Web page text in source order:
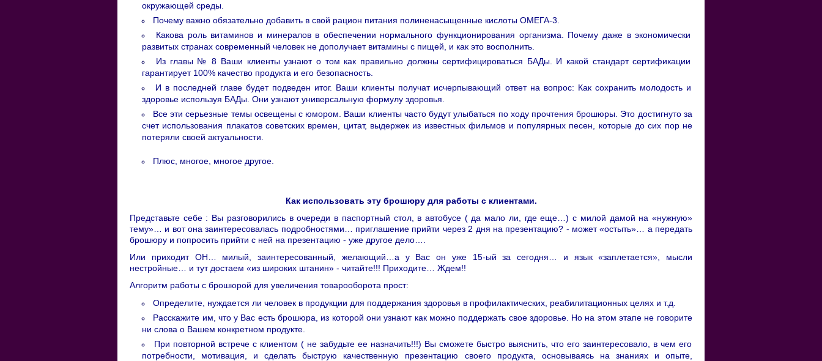
окружающей среды.
Почему важно обязательно добавить в свой рацион питания полиненасыщенные кислоты ОМЕГА-3.
Какова роль витаминов и минералов в обеспечении нормального функционирования организма. Почему даже в экономически
развитых странах современный человек не дополучает витамины с пищей, и как это восполнить.
Из главы № 8 Ваши клиенты узнают о том как правильно должны сертифицироваться БАДы. И какой стандарт сертификации
гарантирует 100% качество продукта и его безопасность.
И в последней главе будет подведен итог. Ваши клиенты получат исчерпывающий ответ на вопрос: Как сохранить молодость и
здоровье используя БАДы. Они узнают универсальную формулу здоровья.
Все эти серьезные темы освещены с юмором. Ваши клиенты часто будут улыбаться по ходу прочтения брошюры. Это достигнуто за
счет использования плакатов советских времен, цитат, выдержек из известных фильмов и популярных песен, которые до сих пор не
потеряли своей актуальности.
Плюс, многое, многое другое.
Как использовать эту брошюру для работы с клиентами.
Представьте себе : Вы разговорились в очереди в паспортный стол, в автобусе ( да мало ли, где еще…) с милой дамой на «нужную»
тему»… и вот она заинтересовалась подробностями… приглашение прийти через 2 дня на презентацию? - может «остыть»… а передать
брошюру и попросить прийти с ней на презентацию - уже другое дело….
Или приходит ОН… милый, заинтересованный, желающий…а у Вас он уже 15-ый за сегодня… и язык «заплетается», мысли
нестройные… и тут достаем «из широких штанин» - читайте!!! Приходите… Ждем!!
Алгоритм работы с брошюрой для увеличения товарооборота прост:
Определите, нуждается ли человек в продукции для поддержания здоровья в профилактических, реабилитационных целях и т.д.
Расскажите им, что у Вас есть брошюра, из которой они узнают как можно поддержать свое здоровье. Но на этом этапе не говорите
ни слова о Вашем конкретном продукте.
При повторной встрече с клиентом ( не забудьте ее назначить!!!) Вы сможете быстро выяснить, что его заинтересовало, в чем его
потребности, мотивация, и сделать быструю качественную презентацию своего продукта, основываясь на знаниях и опыте,